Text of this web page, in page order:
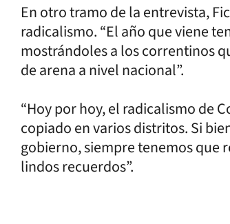
En otro tramo de la entrevista,
radicalismo. “El año que viene
mostrándoles a los correntinos
de arena a nivel nacional”.
“Hoy por hoy, el radicalismo de
copiado en varios distritos. Si
gobierno, siempre tenemos que
lindos recuerdos”.